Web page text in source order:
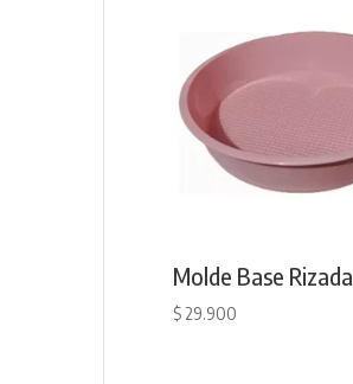
Molde Base Rizada
$29.900